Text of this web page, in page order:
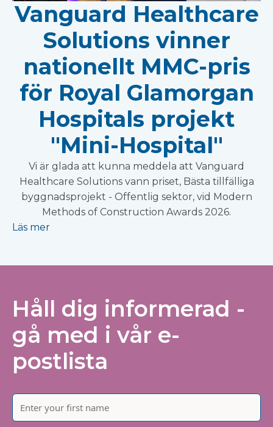
Vanguard Healthcare
Solutions vinner
nationellt MMC-pris
för Royal Glamorgan
Hospitals projekt
"Mini-Hospital"
Vi är glada att kunna meddela att Vanguard
Healthcare Solutions vann priset, Bästa tillfälliga
byggnadsprojekt - Offentlig sektor, vid Modern
Methods of Construction Awards 2026.
Läs mer
Håll dig informerad -
gå med i vår e-
postlista